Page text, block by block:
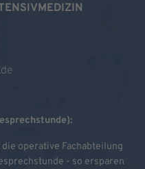
operative Fachabteilung
- so ersparen